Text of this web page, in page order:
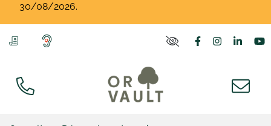
30/08/2026.
Lien vers le
Lien vers
Lien